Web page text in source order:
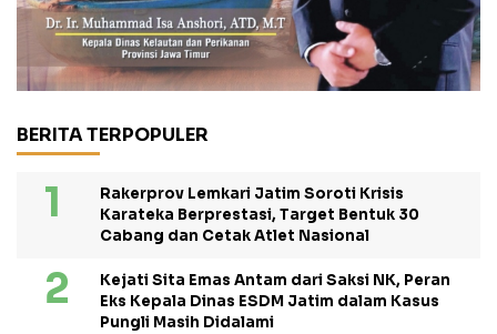
BERITA TERPOPULER
Rakerprov Lemkari Jatim Soroti Krisis
Karateka Berprestasi, Target Bentuk 30
Cabang dan Cetak Atlet Nasional
Kejati Sita Emas Antam dari Saksi NK, Peran
Eks Kepala Dinas ESDM Jatim dalam Kasus
Pungli Masih Didalami